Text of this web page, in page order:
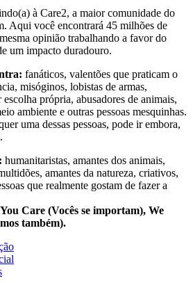
à Care2, a maior comunidade do
Aqui você encontrará 45 milhões de
opinião trabalhando a favor do
um impacto duradouro.
fanáticos, valentões que praticam o
misóginos, lobistas de armas,
própria, abusadores de animais,
ambiente e outras pessoas mesquinhas.
uma dessas pessoas, pode ir embora,
humanitaristas, amantes dos animais,
amantes da natureza, criativos,
que realmente gostam de fazer a
Care (Vocês se importam), We
também).